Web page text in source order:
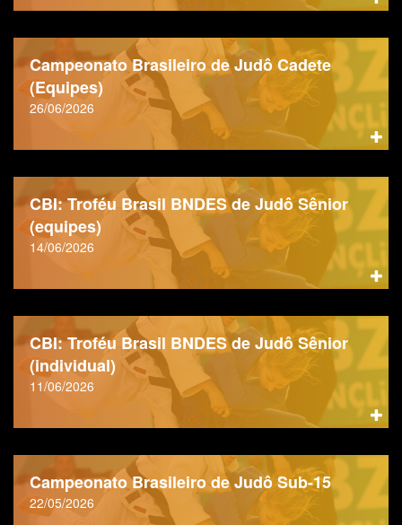
Campeonato Brasileiro de Judô Cadete
(Equipes)
26/06/2026
CBI: Troféu Brasil BNDES de Judô Sênior
(equipes)
14/06/2026
CBI: Troféu Brasil BNDES de Judô Sênior
(individual)
11/06/2026
Campeonato Brasileiro de Judô Sub-15
22/05/2026